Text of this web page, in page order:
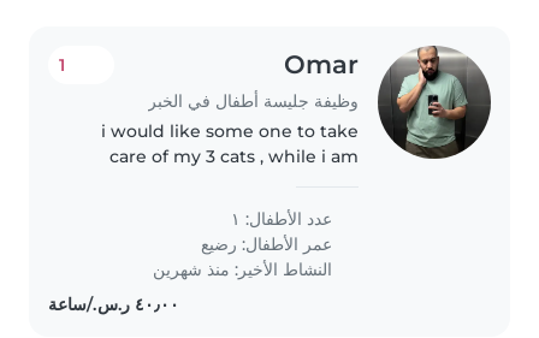
Omar
وظيفة جليسة أطفال في الخبر
1
i would like some one to take
care of my 3 cats , while i am
someone who has no issue with
pets and loving cats and know
how to deal with them , from..
عدد الأطفال: ١
عمر الأطفال: رضيع
النشاط الأخير: منذ شهرين